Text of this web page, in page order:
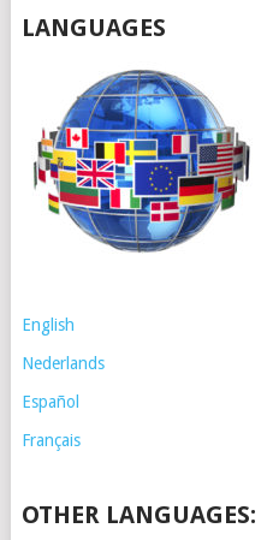
LANGUAGES
English
Nederlands
Español
Français
OTHER LANGUAGES: